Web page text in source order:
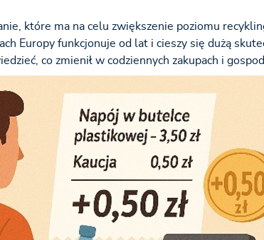
które ma na celu zwiększenie poziomu
Europy funkcjonuje od lat i cieszy się dużą
co zmienił w codziennych zakupach i